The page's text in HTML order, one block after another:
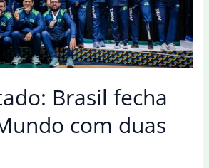
Brasil fecha
com duas